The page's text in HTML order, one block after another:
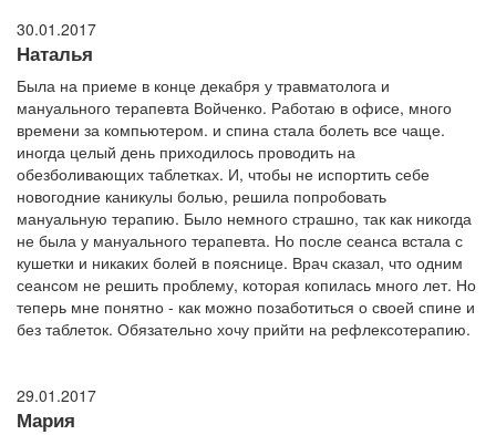
30.01.2017
Наталья
Была на приеме в конце декабря у травматолога и
мануального терапевта Войченко. Работаю в офисе, много
времени за компьютером. и спина стала болеть все чаще.
иногда целый день приходилось проводить на
обезболивающих таблетках. И, чтобы не испортить себе
новогодние каникулы болью, решила попробовать
мануальную терапию. Было немного страшно, так как никогда
не была у мануального терапевта. Но после сеанса встала с
кушетки и никаких болей в пояснице. Врач сказал, что одним
сеансом не решить проблему, которая копилась много лет. Но
теперь мне понятно - как можно позаботиться о своей спине и
без таблеток. Обязательно хочу прийти на рефлексотерапию.
29.01.2017
Мария